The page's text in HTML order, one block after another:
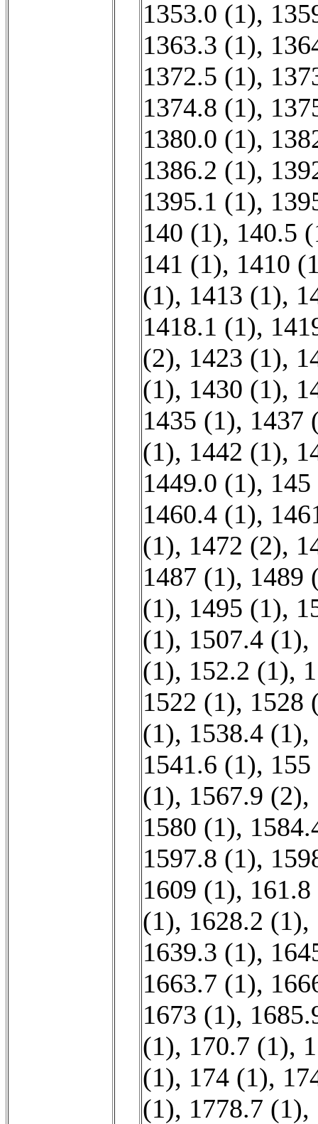
1353.0 (1),
1363.3 (1),
1372.5 (1),
1374.8 (1),
1380.0 (1),
1386.2 (1),
1395.1 (1),
140 (1), 140.5
141 (1), 1410
(1), 1413 (1),
1418.1 (1),
(2), 1423 (1),
(1), 1430 (1),
1435 (1), 1437
(1), 1442 (1),
1449.0 (1),
1460.4 (1),
(1), 1472 (2),
1487 (1), 1489
(1), 1495 (1),
(1), 1507.4 (1),
(1), 152.2 (1),
1522 (1), 1528
(1), 1538.4 (1),
1541.6 (1),
(1), 1567.9 (2),
1580 (1),
1597.8 (1),
1609 (1),
(1), 1628.2 (1),
1639.3 (1),
1663.7 (1),
1673 (1),
(1), 170.7 (1),
(1), 174 (1),
(1), 1778.7 (1),